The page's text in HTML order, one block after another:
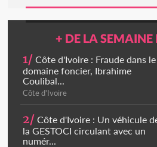
+ DE LA SEMAINE
1/ Côte d'Ivoire : Fraude dans le
domaine foncier, Ibrahime
Coulibal...
Côte d'Ivoire
2/ Côte d'Ivoire : Un véhicule
la GESTOCI circulant avec un
numér...